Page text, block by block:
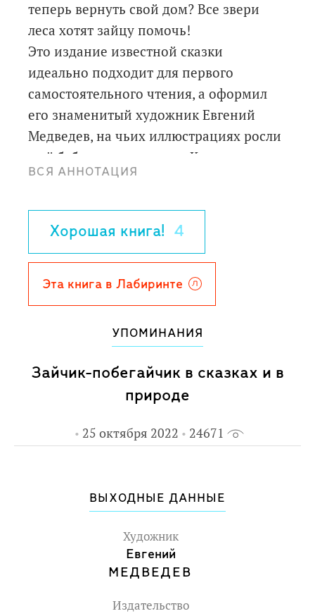
теперь вернуть свой дом? Все звери
леса хотят зайцу помочь!
Это издание известной сказки
идеально подходит для первого
самостоятельного чтения, а оформил
его знаменитый художник Евгений
Медведев, на чьих иллюстрациях росли
ещё бабушки и дедушки. Картинки со
множеством деталей откроют ребёнку
старину в деревне, как играли на
балалайке, какие вещи были в каждой
старинной избе. Кто прочтёт эту сказку
и станет поклонником таланта Евгения
Алексеевича Медведева - может смело
переходить к легендарному "Поросёнку
Плюху" и чудесной "Пропавшей букве".
Для дошкольного возраста.
ВСЯ АННОТАЦИЯ
Хорошая книга! 4
Эта книга в Лабиринте
УПОМИНАНИЯ
Зайчик-побегайчик в сказках и в
природе
25 октября 2022 24671
ВЫХОДНЫЕ ДАННЫЕ
Художник
Евгений
МЕДВЕДЕВ
Издательство